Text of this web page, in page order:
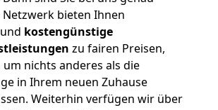
bieten Ihnen
und kostengünstige
zu fairen Preisen,
um nichts anderes als die
in Ihrem neuen Zuhause
Weiterhin verfügen wir über